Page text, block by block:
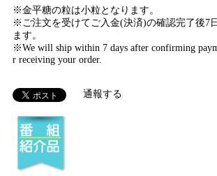
※金平糖の粒は小粒となります。
※ご注文を受けてご入金(決済)の確認完了後7
ます。
※We will ship within 7 days after confirming
r receiving your order.
通報する